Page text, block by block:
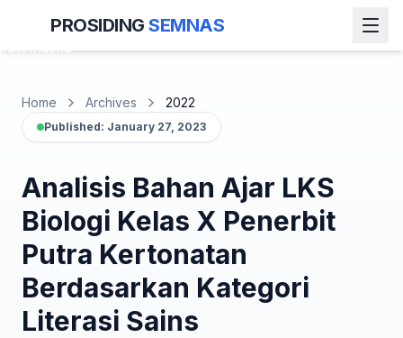
PROSIDING SEMNAS
Home Archives 2022
Published: January 27, 2023
Analisis Bahan Ajar LKS
Biologi Kelas X Penerbit
Putra Kertonatan
Berdasarkan Kategori
Literasi Sains